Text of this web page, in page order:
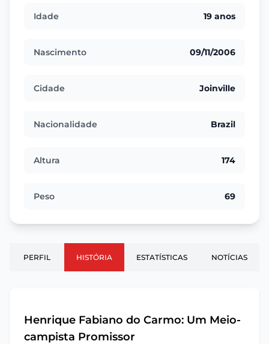
Idade 19 anos
Nascimento 09/11/2006
Cidade Joinville
Nacionalidade Brazil
Altura 174
Peso 69
PERFIL HISTÓRIA ESTATÍSTICAS NOTÍCIAS
Henrique Fabiano do Carmo: Um Meio-
campista Promissor